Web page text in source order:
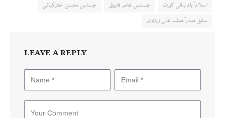
اسلام آباد ہائی کورٹ جسٹس عامر فاروق
جسٹس محسن اخترکیانی
سابق صدرآصف علی زرداری
LEAVE A REPLY